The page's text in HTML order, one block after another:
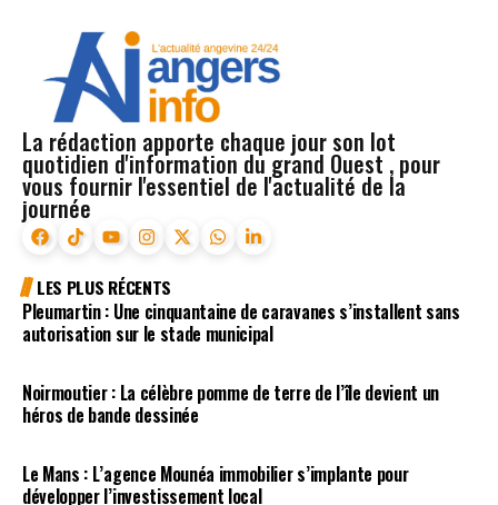
La rédaction apporte chaque jour son lot
quotidien d'information du grand Ouest , pour
vous fournir l'essentiel de l'actualité de la
journée
LES PLUS RÉCENTS
Pleumartin : Une cinquantaine de caravanes s’installent sans
autorisation sur le stade municipal
Noirmoutier : La célèbre pomme de terre de l’île devient un
héros de bande dessinée
Le Mans : L’agence Mounéa immobilier s’implante pour
développer l’investissement local